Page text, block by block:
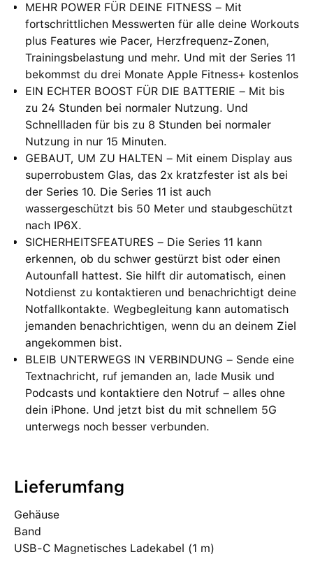
MEHR POWER FÜR DEINE FITNESS – Mit
fortschrittlichen Messwerten für alle deine Workouts
plus Features wie Pacer, Herzfrequenz-Zonen,
Trainingsbelastung und mehr. Und mit der Series 11
bekommst du drei Monate Apple Fitness+ kostenlos
EIN ECHTER BOOST FÜR DIE BATTERIE – Mit bis
zu 24 Stunden bei normaler Nutzung. Und
Schnellladen für bis zu 8 Stunden bei normaler
Nutzung in nur 15 Minuten.
GEBAUT, UM ZU HALTEN – Mit einem Display aus
superrobustem Glas, das 2x kratzfester ist als bei
der Series 10. Die Series 11 ist auch
wassergeschützt bis 50 Meter und staubgeschützt
nach IP6X.
SICHERHEITSFEATURES – Die Series 11 kann
erkennen, ob du schwer gestürzt bist oder einen
Autounfall hattest. Sie hilft dir automatisch, einen
Notdienst zu kontaktieren und benachrichtigt deine
Notfallkontakte. Wegbegleitung kann automatisch
jemanden benachrichtigen, wenn du an deinem Ziel
angekommen bist.
BLEIB UNTERWEGS IN VERBINDUNG – Sende eine
Textnachricht, ruf jemanden an, lade Musik und
Podcasts und kontaktiere den Notruf – alles ohne
dein iPhone. Und jetzt bist du mit schnellem 5G
unterwegs noch besser verbunden.
Lieferumfang
Gehäuse
Band
USB-C Magnetisches Ladekabel (1 m)